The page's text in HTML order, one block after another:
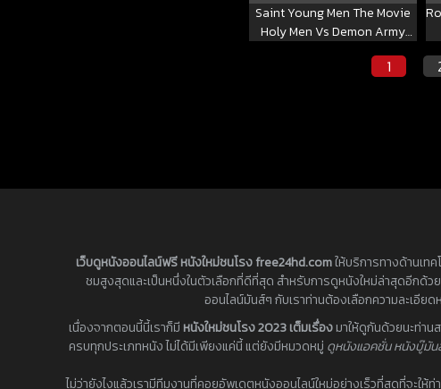
Saint Young Men The Movie
Holy Men Vs Demon Army
1
เว็บดูหนังออนไลน์ฟรี หนังใหม่ชนโรง free24hd.comให้บริการทางด้านเท
ชมสูงสุดและเป็นหนึ่งในตัวเลือกที่ดีที่สุด สำหรับการดูหนังใหม่ล่าสุดอีกด้
ออนไลน์มันส์ๆ กับเราท่านต้องเลือกความละเอีย
เนื่องจากตอนนี้นี้เราก็มี หนังใหม่ชนโรง 2023 เต็มเรื่องมาให้ดูกันด้วยนะท่าน
ครบทุกประเภทหนัง ไม่ได้มีเพียงแค่นี้ แต่ยังมีหมวดหมู่ ดูหนังแอคชั่น หนังบู๊มัน
ไม่ว่ายังไงแล้วเรามีทีมงานที่คอยอัพเดตหนังออนไลน์ใหม่อย่างเร็วที่สุดที่จะใ